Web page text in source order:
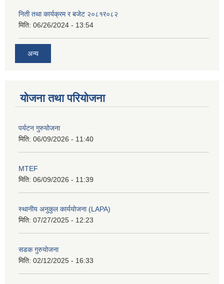
निती तथा कार्यक्रम र बजेट २०८१र०८२
मिति: 06/26/2024 - 13:54
अन्य
योजना तथा परियोजना
पर्यटन गुरुयोजना
मिति: 06/09/2026 - 11:40
MTEF
मिति: 06/09/2026 - 11:39
स्थानीय अनुकुल कार्ययोजना (LAPA)
मिति: 07/27/2025 - 12:23
सडक गुरुयोजना
मिति: 02/12/2025 - 16:33